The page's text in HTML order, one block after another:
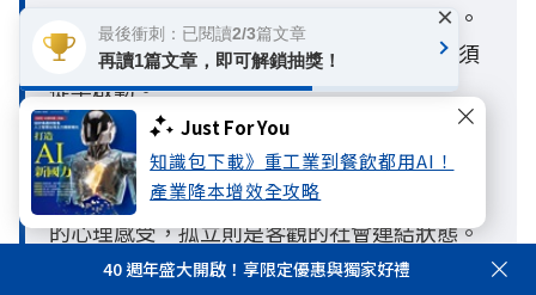
Just For You
知識包下載》重工業到餐飲都用AI！
產業降本增效全攻略
薄弱或缺乏支持網絡的人，都面臨較高風險。
這也警示現代人，老後生活防護網的建構必須
提早啟動。
Q3. 孤獨與孤立有什麼不同？
A3：孤獨與孤立最大的不同，在於孤獨是主觀
的心理感受，孤立則是客觀的社會連結狀態。
一個人即使不覺得孤單，也可能因與家人、朋
40 週年盛大開啟！享限定優惠與獨家好禮
最後衝刺：已閱讀2/3篇文章
再讀1篇文章，即可解鎖抽獎！
×